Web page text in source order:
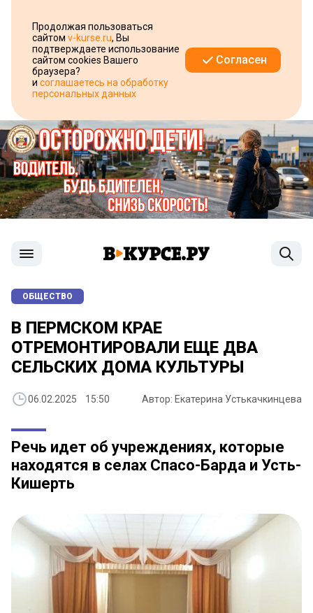
Продолжая пользоваться
сайтом v-kurse.ru, Вы
подтверждаете использование
сайтом cookies Вашего
браузера?
и соглашаетесь на обработку
персональных данных
Согласен
ОБЩЕСТВО
В ПЕРМСКОМ КРАЕ
ОТРЕМОНТИРОВАЛИ ЕЩЕ ДВА
СЕЛЬСКИХ ДОМА КУЛЬТУРЫ
06.02.2025 15:50 Автор: Екатерина Устькачкинцева
Речь идет об учреждениях, которые
находятся в селах Спасо-Барда и Усть-
Кишерть